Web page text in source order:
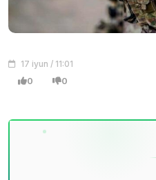
17 iyun / 11:01
0 0